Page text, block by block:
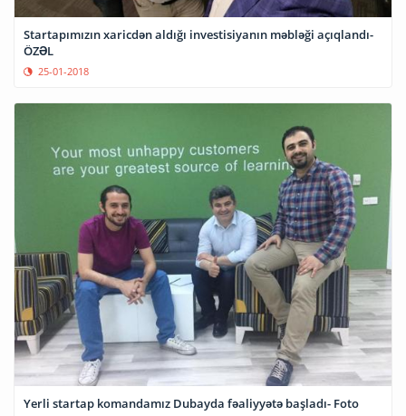
Startapımızın xaricdən aldığı investisiyanın məbləği açıqlandı-
ÖZƏL
25-01-2018
Yerli startap komandamız Dubayda fəaliyyətə başladı- Foto